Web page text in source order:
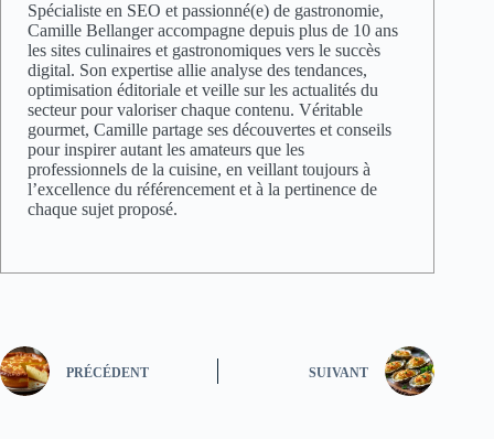
Spécialiste en SEO et passionné(e) de gastronomie,
Camille Bellanger accompagne depuis plus de 10 ans
les sites culinaires et gastronomiques vers le succès
digital. Son expertise allie analyse des tendances,
optimisation éditoriale et veille sur les actualités du
secteur pour valoriser chaque contenu. Véritable
gourmet, Camille partage ses découvertes et conseils
pour inspirer autant les amateurs que les
professionnels de la cuisine, en veillant toujours à
l’excellence du référencement et à la pertinence de
chaque sujet proposé.
PRÉCÉDENT SUIVANT